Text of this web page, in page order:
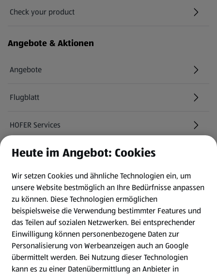
Check your product
(öffnet in einem neuen Tab)
Angebote & Aktionen
Angebote
Flugblatt
HOFER Services
Newsletter
WhatsApp
Gewinnspiele
Mein HOFER. Meine Einkäufe.
Meine Meinung. Mein HOFER.
Heute im Angebot: Cookies
Wir setzen Cookies und ähnliche Technologien ein, um
unsere Website bestmöglich an Ihre Bedürfnisse anpassen
zu können. Diese Technologien ermöglichen
beispielsweise die Verwendung bestimmter Features und
das Teilen auf sozialen Netzwerken. Bei entsprechender
Einwilligung können personenbezogene Daten zur
Personalisierung von Werbeanzeigen auch an Google
übermittelt werden. Bei Nutzung dieser Technologien
kann es zu einer Datenübermittlung an Anbieter in